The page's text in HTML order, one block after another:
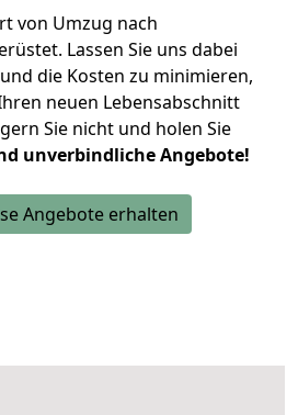
von Umzug nach
Lassen Sie uns dabei
die Kosten zu minimieren,
neuen Lebensabschnitt
Sie nicht und holen Sie
unverbindliche Angebote!
Angebote erhalten